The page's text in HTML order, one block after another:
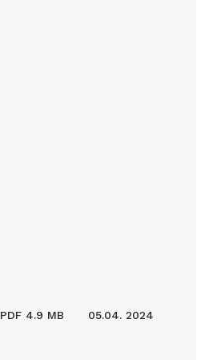
PDF 4.9 MB 05.04. 2024